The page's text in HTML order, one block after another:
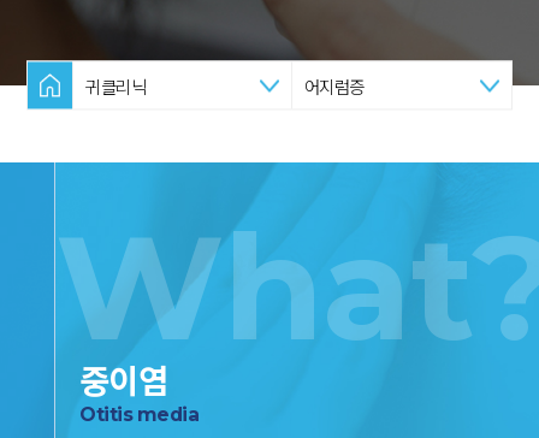
귀클리닉 어지럼증
중이염
Otitis media